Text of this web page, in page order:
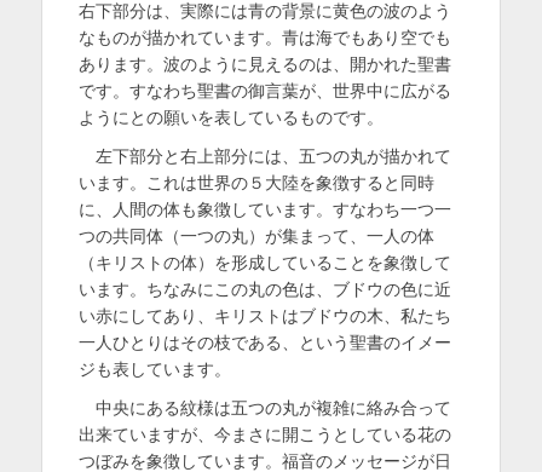
右下部分は、実際には青の背景に黄色の波のよう
なものが描かれています。青は海でもあり空でも
あります。波のように見えるのは、開かれた聖書
です。すなわち聖書の御言葉が、世界中に広がる
ようにとの願いを表しているものです。
左下部分と右上部分には、五つの丸が描かれて
います。これは世界の５大陸を象徴すると同時
に、人間の体も象徴しています。すなわち一つ一
つの共同体（一つの丸）が集まって、一人の体
（キリストの体）を形成していることを象徴して
います。ちなみにこの丸の色は、ブドウの色に近
い赤にしてあり、キリストはブドウの木、私たち
一人ひとりはその枝である、という聖書のイメー
ジも表しています。
中央にある紋様は五つの丸が複雑に絡み合って
出来ていますが、今まさに開こうとしている花の
つぼみを象徴しています。福音のメッセージが日